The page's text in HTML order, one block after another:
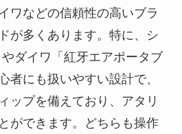
グロッド おすすめと購
ド おすすめモデル